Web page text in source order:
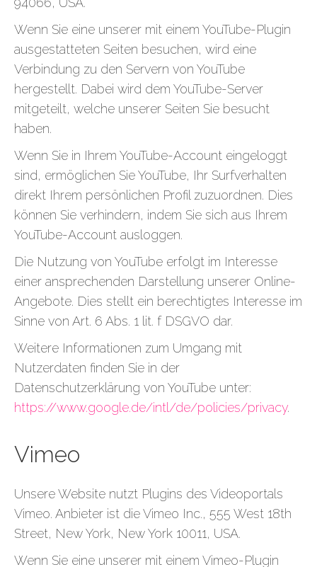
Wenn Sie eine unserer mit einem YouTube-Plugin
ausgestatteten Seiten besuchen, wird eine
Verbindung zu den Servern von YouTube
hergestellt. Dabei wird dem YouTube-Server
mitgeteilt, welche unserer Seiten Sie besucht
haben.
Wenn Sie in Ihrem YouTube-Account eingeloggt
sind, ermöglichen Sie YouTube, Ihr Surfverhalten
direkt Ihrem persönlichen Profil zuzuordnen. Dies
können Sie verhindern, indem Sie sich aus Ihrem
YouTube-Account ausloggen.
Die Nutzung von YouTube erfolgt im Interesse
einer ansprechenden Darstellung unserer Online-
Angebote. Dies stellt ein berechtigtes Interesse im
Sinne von Art. 6 Abs. 1 lit. f DSGVO dar.
Weitere Informationen zum Umgang mit
Nutzerdaten finden Sie in der
Datenschutzerklärung von YouTube unter:
https://www.google.de/intl/de/policies/privacy.
Vimeo
Unsere Website nutzt Plugins des Videoportals
Vimeo. Anbieter ist die Vimeo Inc., 555 West 18th
Street, New York, New York 10011, USA.
Wenn Sie eine unserer mit einem Vimeo-Plugin